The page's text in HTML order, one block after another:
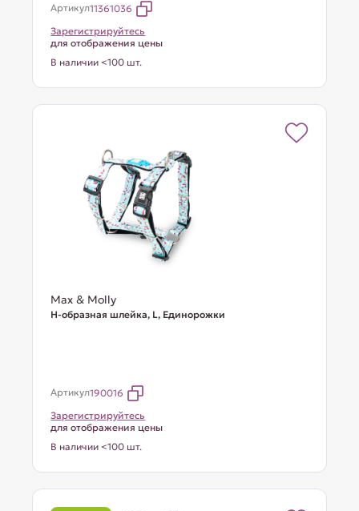
Артикул11361036
Зарегистрируйтесь
для отображения цены
В наличии <100 шт.
Max & Molly
Н-образная шлейка, L, Единорожки
Артикул190016
Зарегистрируйтесь
для отображения цены
В наличии <100 шт.